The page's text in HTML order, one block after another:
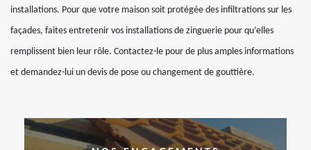
installations. Pour que votre maison soit protégée des infiltrations sur les
façades, faites entretenir vos installations de zinguerie pour qu’elles
remplissent bien leur rôle. Contactez-le pour de plus amples informations
et demandez-lui un devis de pose ou changement de gouttière.